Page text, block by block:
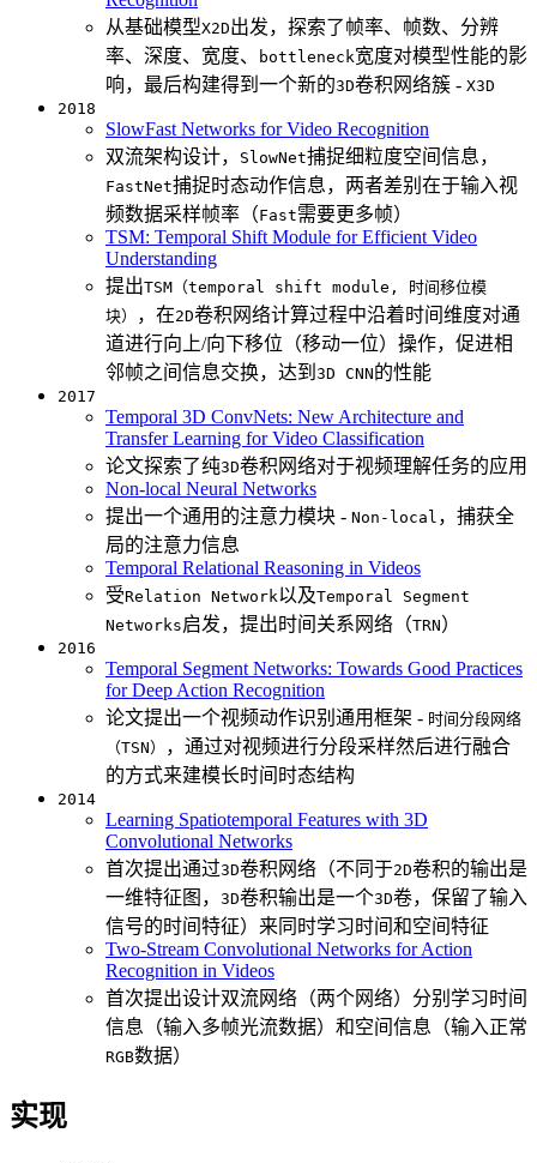
从基础模型X2D出发，探索了帧率、帧数、分辨
率、深度、宽度、
bottleneck宽度对模型性能的影
响，最后构建得到一个新的3D卷积网络簇 - X3D
2018
SlowFast Networks for Video Recognition
双流架构设计，
SlowNet捕捉细粒度空间信息，
FastNet捕捉时态动作信息，两者差别在于输入视
频数据采样帧率（Fast需要更多帧）
TSM: Temporal Shift Module for Efficient Video
Understanding
提出TSM（temporal shift module, 时间移位模
块）
，在2D卷积网络计算过程中沿着时间维度对通
道进行向上/向下移位（移动一位）操作，促进相
邻帧之间信息交换，达到 3D CNN的性能
2017
Temporal 3D ConvNets: New Architecture and
Transfer Learning for Video Classification
论文探索了纯3D卷积网络对于视频理解任务的应用
Non-local Neural Networks
提出一个通用的注意力模块 - Non-local ，捕获全
局的注意力信息
Temporal Relational Reasoning in Videos
受Relation Network以及Temporal Segment
Networks启发，提出时间关系网络（TRN）
2016
Temporal Segment Networks: Towards Good Practices
for Deep Action Recognition
论文提出一个视频动作识别通用框架 - 时间分段网络
（TSN）
，通过对视频进行分段采样然后进行融合
的方式来建模长时间时态结构
2014
Learning Spatiotemporal Features with 3D
Convolutional Networks
首次提出通过3D卷积网络（不同于2D卷积的输出是
一维特征图， 3D卷积输出是一个3D卷，保留了输入
信号的时间特征）来同时学习时间和空间特征
Two-Stream Convolutional Networks for Action
Recognition in Videos
首次提出设计双流网络（两个网络）分别学习时间
信息（输入多帧光流数据）和空间信息（输入正常
RGB数据）
实现